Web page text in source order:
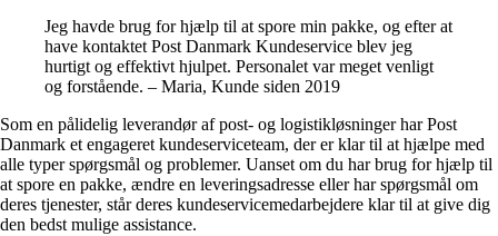
Jeg havde brug for hjælp til at spore min pakke, og efter at
have kontaktet Post Danmark Kundeservice blev jeg
hurtigt og effektivt hjulpet. Personalet var meget venligt
og forstående. – Maria, Kunde siden 2019
Som en pålidelig leverandør af post- og logistikløsninger har Post
Danmark et engageret kundeserviceteam, der er klar til at hjælpe med
alle typer spørgsmål og problemer. Uanset om du har brug for hjælp til
at spore en pakke, ændre en leveringsadresse eller har spørgsmål om
deres tjenester, står deres kundeservicemedarbejdere klar til at give dig
den bedst mulige assistance.